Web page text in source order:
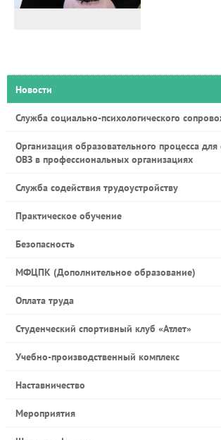
Новости
Служба социально-психологического
Организация образовательного процесса
ОВЗ в профессиональных организациях
Служба содействия трудоустройству
Практическое обучение
Безопасность
МФЦПК (Дополнительное образование)
Оплата труда
Студенческий спортивный клуб «Атлет»
Учебно-производственный комплекс
Наставничество
Мероприятия